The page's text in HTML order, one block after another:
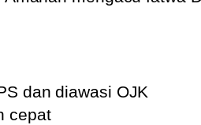
dan diawasi OJK
cepat